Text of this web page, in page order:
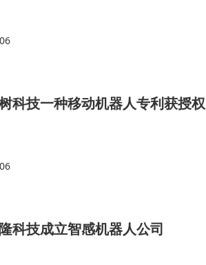
科技一种移动机器人专利获授权
科技成立智感机器人公司